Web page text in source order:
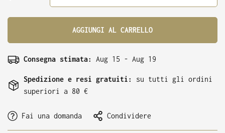
Unavailable
AGGIUNGI AL CARRELLO
Consegna stimata: Aug 15 - Aug 19
Spedizione e resi gratuiti: su tutti gli ordini
superiori a 80 €
Fai una domanda Condividere